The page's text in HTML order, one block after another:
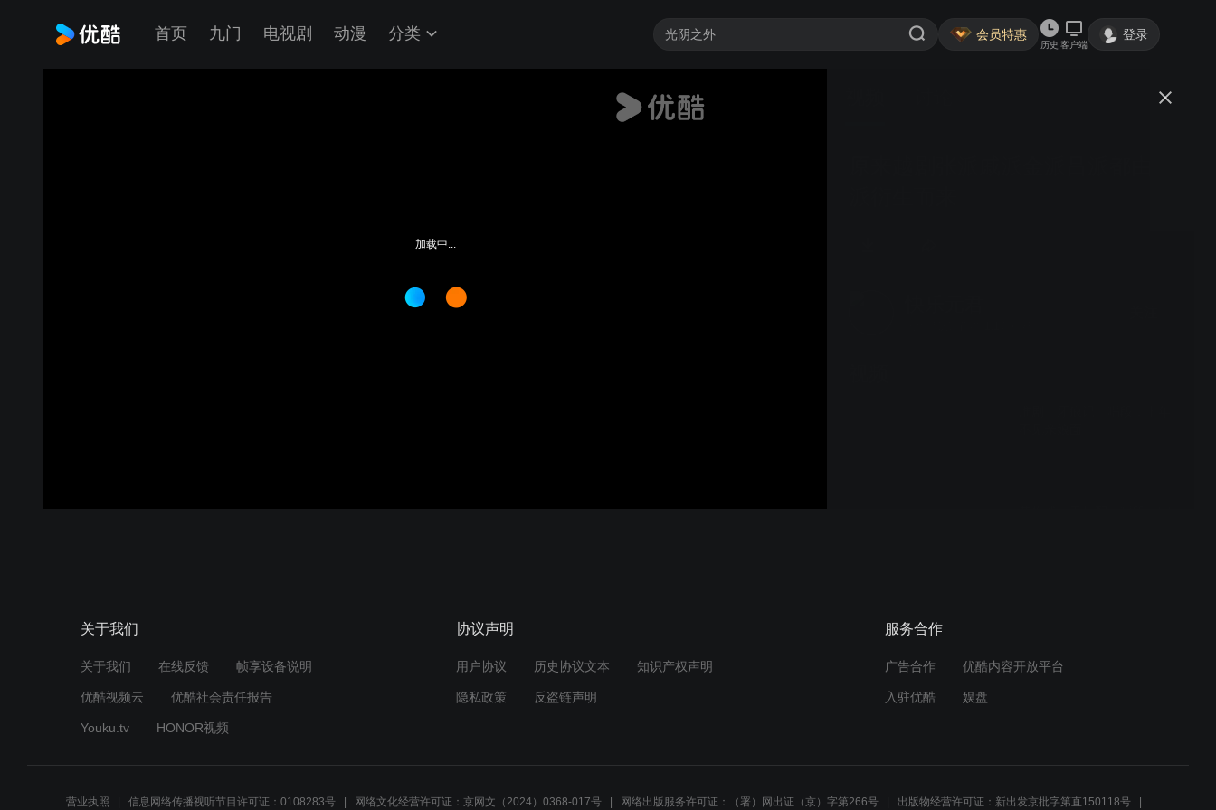
首页 九门 电视剧 动漫 分类 会员特惠
历史 客户端
登录
加载中...
关于我们
关于我们 在线反馈 帧享设备说明
优酷视频云 优酷社会责任报告
Youku.tv HONOR视频
协议声明
用户协议 历史协议文本 知识产权声明
隐私政策 反盗链声明
服务合作
广告合作 优酷内容开放平台
入驻优酷 娱盘
营业执照 信息网络传播视听节目许可证：0108283号 网络文化经营许可证：京网文（2024）0368-017号 网络出版服务许可证：（署）网出证（京）字第266号 出版物经营许可证：新出发京批字第直150118号